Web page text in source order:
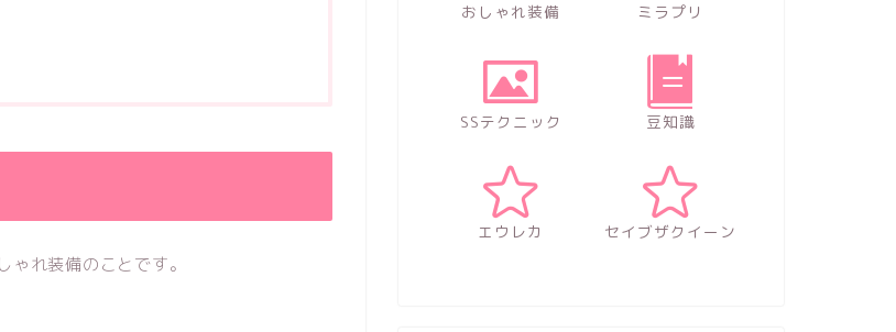
れ装備のことです。
おしゃれ装備 ミラプリ
SSテクニック 豆知識
エウレカ セイブザクイーン